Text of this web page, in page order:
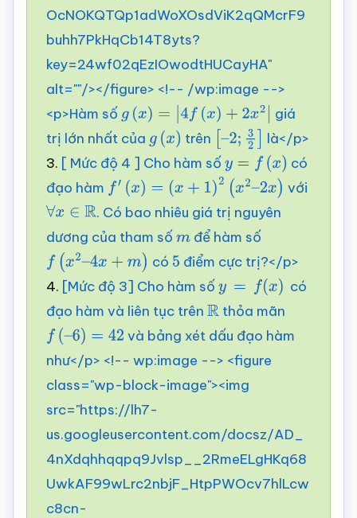
OcNOKQTQp1adWoXOsdViK2qQMcrF9
buhh7PkHqCb14T8yts?
key=24wf02qEzIOwodtHUCayHA"
alt=""/></figure> <!-- /wp:image -->
<p>Hàm số g (x)=|4 (x) +2x 2|
giá
trị lớn nhất của g (x) trên –
2 ;3 2]
là</p>
3. [ Mức độ 4 ] Cho hàm số y =f( x )
có
đạo hàm f′( x)= (x+ 1)2(x 2– 2x)
với
∀x ∈R
. Có bao nhiêu giá trị nguyên
dương của tham số mđể hàm số
f( x2–4x+ m) có 5 điểm cực trị?</p>
4. [Mức độ 3] Cho hàm số y =f( x)
có
đạo hàm và liên tục trên Rthỏa mãn
f( –6)=42
và bảng xét dấu đạo hàm
như</p> <!-- wp:image --> <figure
class="wp-block-image"><img
src="https://lh7-
us.googleusercontent.com/docsz/AD_
4nXdqhhqqpq9Jvlsp__2RmeELgHKq68
UwkAF99wLrc2nbjF_HtpPWOcv7hlLcw
c8cn-